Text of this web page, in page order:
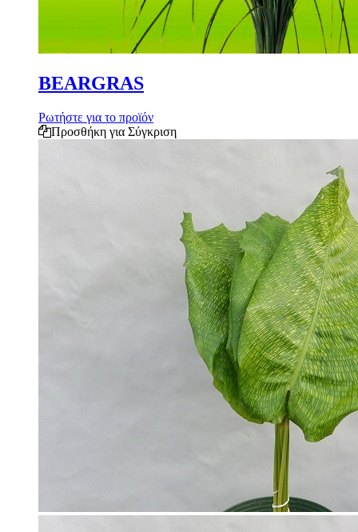
BEARGRAS
Ρωτήστε για το προϊόν
Προσθήκη για Σύγκριση